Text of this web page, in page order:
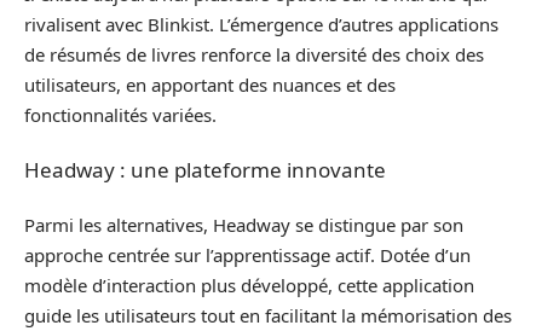
rivalisent avec Blinkist. L’émergence d’autres applications
de résumés de livres renforce la diversité des choix des
utilisateurs, en apportant des nuances et des
fonctionnalités variées.
Headway : une plateforme innovante
Parmi les alternatives, Headway se distingue par son
approche centrée sur l’apprentissage actif. Dotée d’un
modèle d’interaction plus développé, cette application
guide les utilisateurs tout en facilitant la mémorisation des